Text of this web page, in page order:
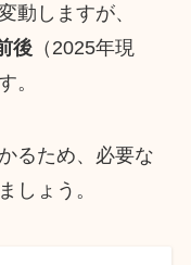
動しますが、
後（2025年現
。
るため、必要な
しょう。